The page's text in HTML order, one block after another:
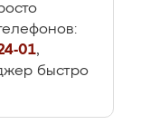
01,
быстро